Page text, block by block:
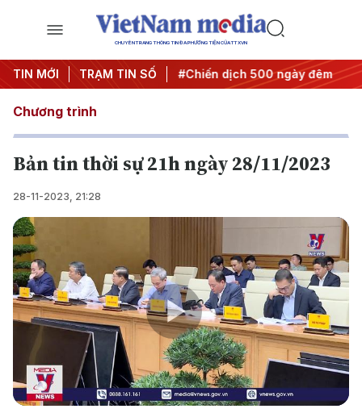
CHUYÊN TRANG THÔNG TIN ĐA PHƯƠNG TIỆN CỦA TTXVN
TIN MỚI TRẠM TIN SỐ
quyết thành hành động #Chiến dịch 500 ngày đêm
Chương trình
Bản tin thời sự 21h ngày 28/11/2023
28-11-2023, 21:28
Play
Video